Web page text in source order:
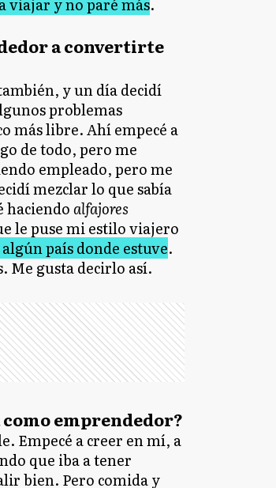
viajar y no paré más.
a convertirte
y un día decidí
problemas
más libre. Ahí empecé a
de todo, pero me
empleado, pero me
mezclar lo que sabía
haciendoalfajores
le puse mi estilo viajero
país donde estuve.
Me gusta decirlo así.
emprendedor?
Empecé a creer en mí, a
que iba a tener
bien. Pero comida y